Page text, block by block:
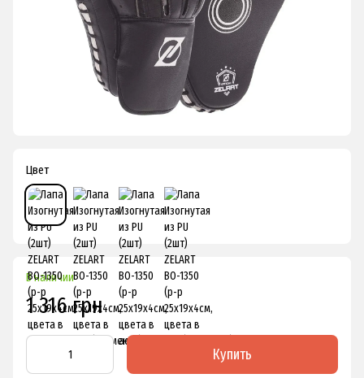
Цвет
В наличии
1 316 грн
Купить